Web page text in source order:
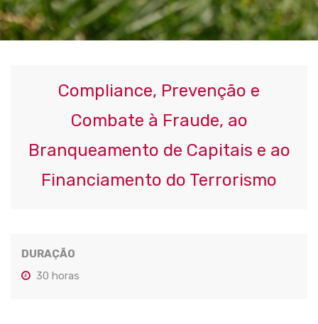
Compliance, Prevenção e
Combate à Fraude, ao
Branqueamento de Capitais e ao
Financiamento do Terrorismo
DURAÇÃO
30 horas